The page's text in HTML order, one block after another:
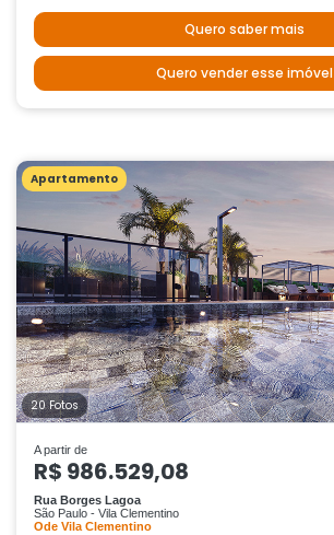
Quero saber mais
Quero vender esse imóvel
Apartamento
20 Fotos
A partir de
R$ 986.529,08
Rua Borges Lagoa
São Paulo - Vila Clementino
Ode Vila Clementino